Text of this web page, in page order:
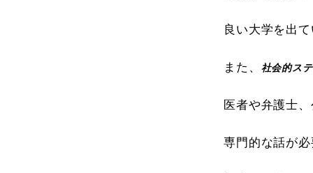
良い大学を出
また、 社会的ス
医者や弁護士
専門的な話が